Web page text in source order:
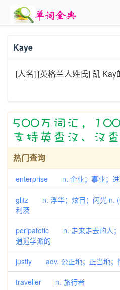
Kaye
[人名] [英格兰人姓氏] 凯 Kay
热门查询
enterprise n. 企业；事业；进
glitz n. 浮华；炫目；闪光 n.
利茨
peripatetic n. 走来走去的人；
逍遥学派的
justly adv. 公正地；正当地；
traveller n. 旅行者